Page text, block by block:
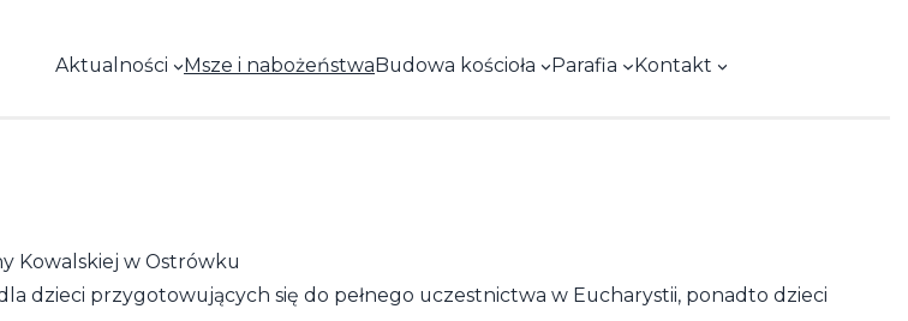
Aktualności Msze i nabożeństwa Budowa kościoła Parafia Kontakt
Kowalskiej w Ostrówku
dzieci przygotowujących się do pełnego uczestnictwa w Eucharystii, ponadto dzieci